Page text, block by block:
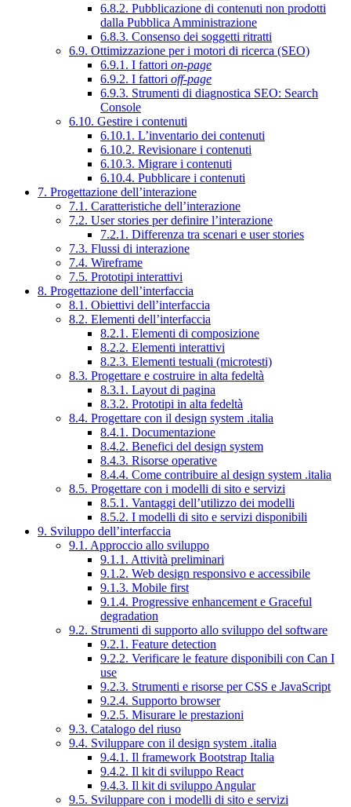
6.8.2. Pubblicazione di contenuti non prodotti
dalla Pubblica Amministrazione
6.8.3. Consenso dei soggetti ritratti
6.9. Ottimizzazione per i motori di ricerca (SEO)
6.9.1. I fattori on-page
6.9.2. I fattori off-page
6.9.3. Strumenti di diagnostica SEO: Search
Console
6.10. Gestire i contenuti
6.10.1. L’inventario dei contenuti
6.10.2. Revisionare i contenuti
6.10.3. Migrare i contenuti
6.10.4. Pubblicare i contenuti
7. Progettazione dell’interazione
7.1. Caratteristiche dell’interazione
7.2. User stories per definire l’interazione
7.2.1. Differenza tra scenari e user stories
7.3. Flussi di interazione
7.4. Wireframe
7.5. Prototipi interattivi
8. Progettazione dell’interfaccia
8.1. Obiettivi dell’interfaccia
8.2. Elementi dell’interfaccia
8.2.1. Elementi di composizione
8.2.2. Elementi interattivi
8.2.3. Elementi testuali (microtesti)
8.3. Progettare e costruire in alta fedeltà
8.3.1. Layout di pagina
8.3.2. Prototipi in alta fedeltà
8.4. Progettare con il design system .italia
8.4.1. Documentazione
8.4.2. Benefici del design system
8.4.3. Risorse operative
8.4.4. Come contribuire al design system .italia
8.5. Progettare con i modelli di sito e servizi
8.5.1. Vantaggi dell’utilizzo dei modelli
8.5.2. I modelli di sito e servizi disponibili
9. Sviluppo dell’interfaccia
9.1. Approccio allo sviluppo
9.1.1. Attività preliminari
9.1.2. Web design responsivo e accessibile
9.1.3. Mobile first
9.1.4. Progressive enhancement e Graceful
degradation
9.2. Strumenti di supporto allo sviluppo del software
9.2.1. Feature detection
9.2.2. Verificare le feature disponibili con Can I
use
9.2.3. Strumenti e risorse per CSS e JavaScript
9.2.4. Supporto browser
9.2.5. Misurare le prestazioni
9.3. Catalogo del riuso
9.4. Sviluppare con il design system .italia
9.4.1. Il framework Bootstrap Italia
9.4.2. Il kit di sviluppo React
9.4.3. Il kit di sviluppo Angular
9.5. Sviluppare con i modelli di sito e servizi